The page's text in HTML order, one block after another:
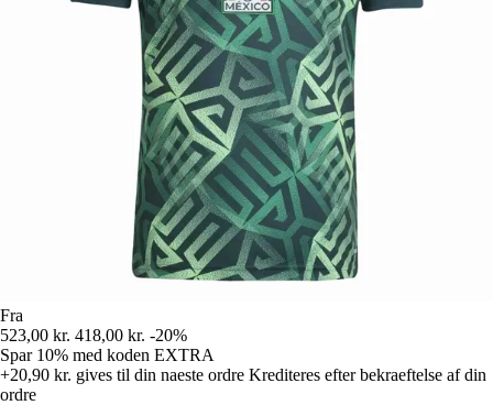
Fra
523,00 kr. 418,00 kr. -20%
Spar 10% med koden EXTRA
+20,90 kr. gives til din naeste ordre Krediteres efter bekraeftelse af din
ordre